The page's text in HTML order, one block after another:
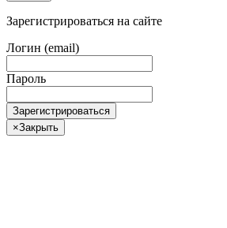
Зарегистрироваться на сайте
Логин (email)
Пароль
Зарегистрироваться
×Закрыть